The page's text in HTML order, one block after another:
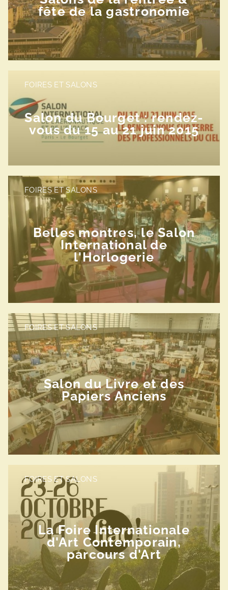
fête de la gastronomie
FOIRES ET SALONS
Salon du Bourget : rendez-
vous du 15 au 21 juin 2015
FOIRES ET SALONS
Belles montres, le Salon
International de
l'Horlogerie
FOIRES ET SALONS
Salon du Livre et des
Papiers Anciens
FOIRES ET SALONS
La Foire Internationale
d'Art Contemporain,
parcours d'Art